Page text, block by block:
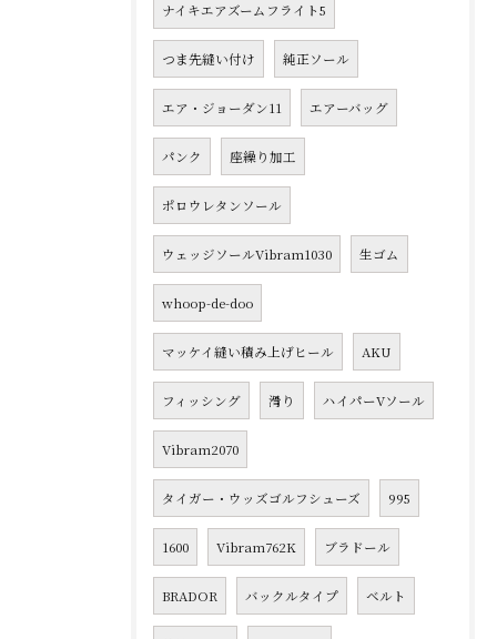
ナイキエアズームフライト5
つま先縫い付け 純正ソール
エア・ジョーダン11 エアーバッグ
パンク 座繰り加工
ポロウレタンソール
ウェッジソールVibram1030 生ゴム
whoop-de-doo
マッケイ縫い積み上げヒール AKU
フィッシング 滑り ハイパーVソール
Vibram2070
タイガー・ウッズゴルフシューズ 995
1600 Vibram762K ブラドール
BRADOR バックルタイプ ベルト